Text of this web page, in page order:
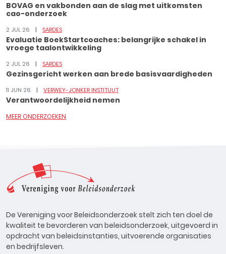
BOVAG en vakbonden aan de slag met uitkomsten
cao-onderzoek
2 JUL 26 SARDES
Evaluatie BoekStartcoaches: belangrijke schakel in
vroege taalontwikkeling
2 JUL 26 SARDES
Gezinsgericht werken aan brede basisvaardigheden
11 JUN 26 VERWEY-JONKER INSTITUUT
Verantwoordelijkheid nemen
MEER ONDERZOEKEN
De Vereniging voor Beleidsonderzoek stelt zich ten doel de
kwaliteit te bevorderen van beleidsonderzoek, uitgevoerd in
opdracht van beleidsinstanties, uitvoerende organisaties
en bedrijfsleven.